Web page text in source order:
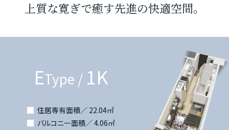
上質な寛ぎで癒す先進の快適空間。
EType / 1K
住居専有面積／ 22.04㎡
バルコニー面積／ 4.06㎡